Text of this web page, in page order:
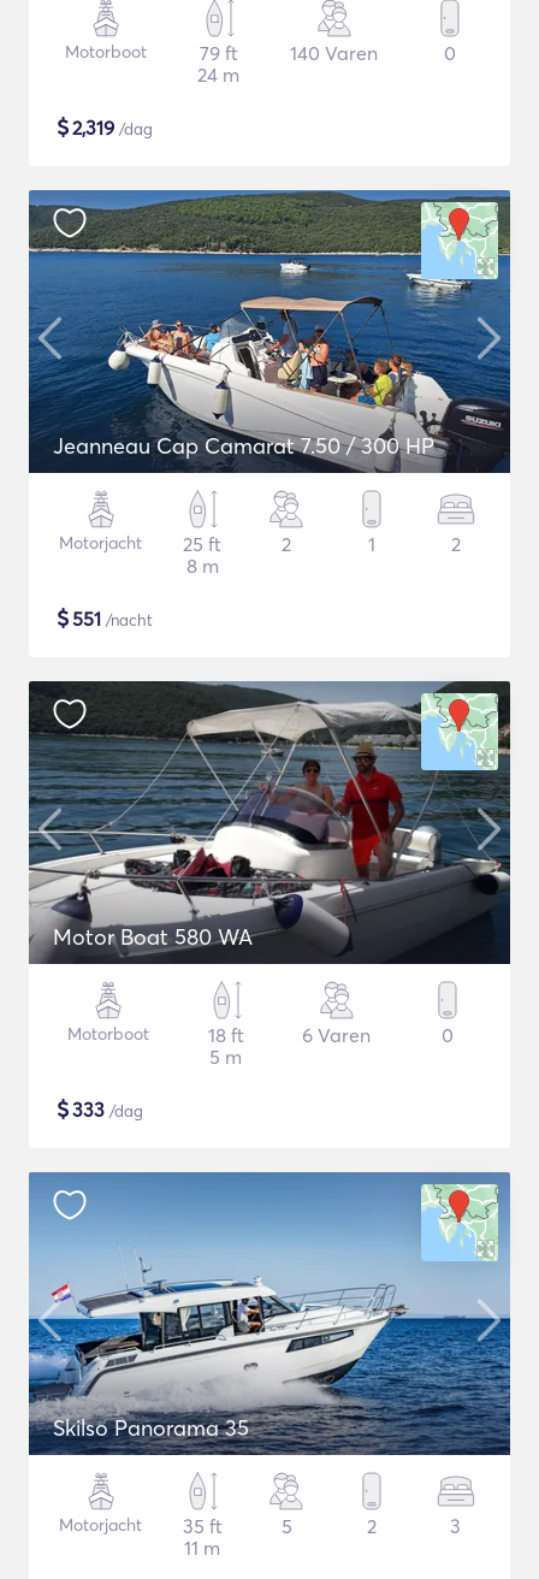
Motorboot
79 ft
24 m
140 Varen 0
$2,319 /dag
Jeanneau Cap Camarat 7.50 / 300 HP
Motorjacht
25 ft
8 m
2 1 2
$551 /nacht
Motor Boat 580 WA
Motorboot
18 ft
5 m
6 Varen 0
$333 /dag
Skilso Panorama 35
Motorjacht
35 ft
11 m
5 2 3